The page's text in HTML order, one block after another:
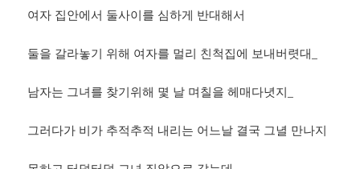
여자 집안에서 둘사이를 심하게 반대해서
둘을 갈라놓기 위해 여자를 멀리 친척집에 보내버렷대_
남자는 그녀를 찾기위해 몇 날 며칠을 헤매다녓지_
그러다가 비가 추적추적 내리는 어느날 결국 그녈 만나지